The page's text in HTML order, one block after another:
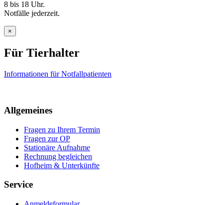
8 bis 18 Uhr.
Notfälle jederzeit.
×
Für Tierhalter
Informationen für Notfallpatienten
Allgemeines
Fragen zu Ihrem Termin
Fragen zur OP
Stationäre Aufnahme
Rechnung begleichen
Hofheim & Unterkünfte
Service